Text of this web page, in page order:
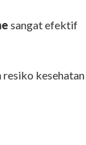
sangat efektif
resiko kesehatan